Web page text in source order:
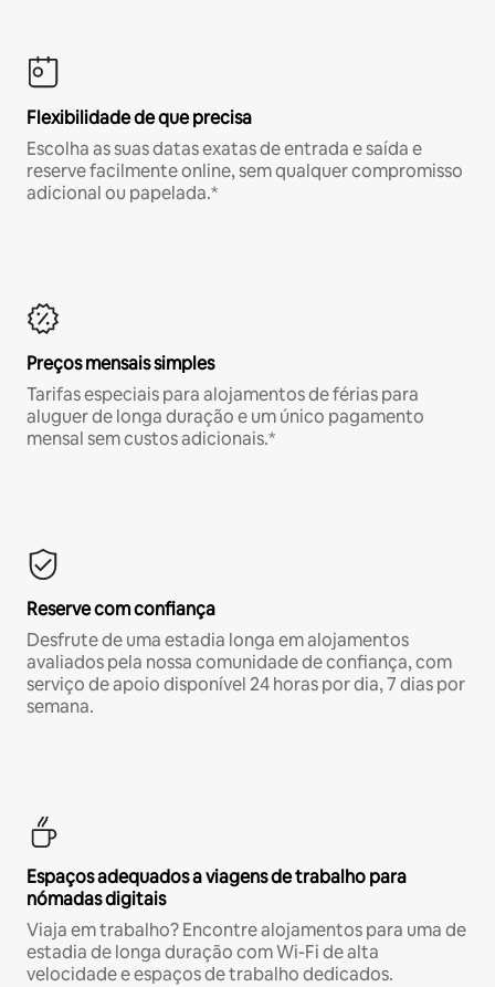
Flexibilidade de que precisa
Escolha as suas datas exatas de entrada e saída e
reserve facilmente online, sem qualquer compromisso
adicional ou papelada.*
Preços mensais simples
Tarifas especiais para alojamentos de férias para
aluguer de longa duração e um único pagamento
mensal sem custos adicionais.*
Reserve com confiança
Desfrute de uma estadia longa em alojamentos
avaliados pela nossa comunidade de confiança, com
serviço de apoio disponível 24 horas por dia, 7 dias por
semana.
Espaços adequados a viagens de trabalho para
nómadas digitais
Viaja em trabalho? Encontre alojamentos para uma de
estadia de longa duração com Wi-Fi de alta
velocidade e espaços de trabalho dedicados.